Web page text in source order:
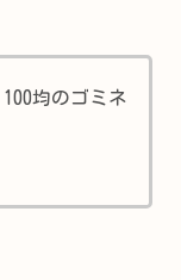
均のゴミネ